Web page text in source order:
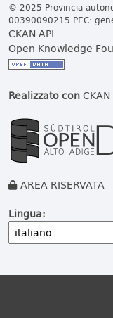
© 2025 Provincia
00390090215 PEC:
CKAN API
Open Knowledge
Realizzato conCKAN
AREA RISERVATA
Lingua